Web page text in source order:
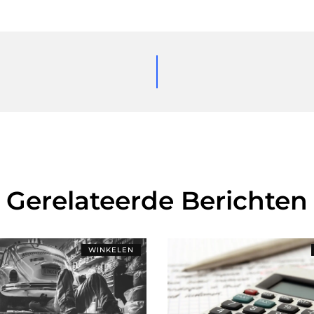
Gerelateerde Berichten
WINKELEN